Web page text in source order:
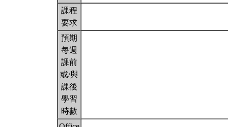
課程
要求
預期
每週
課前
或/與
課後
學習
時數